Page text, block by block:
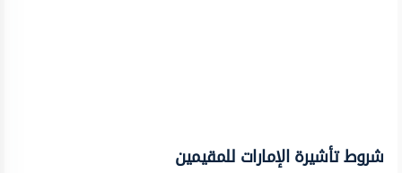
شروط تأشيرة الإمارات للمقيمين